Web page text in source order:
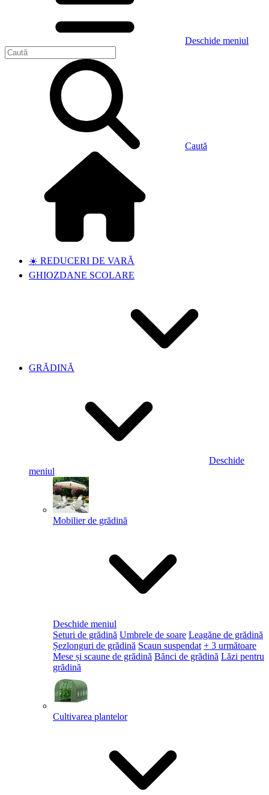
Deschide meniul
Caută
☀️ REDUCERI DE VARĂ
GHIOZDANE SCOLARE
GRĂDINĂ
Deschide
meniul
Mobilier de grădină
Deschide meniul
Seturi de grădină Umbrele de soare Leagăne de grădină
Șezlonguri de grădină Scaun suspendat + 3 următoare
Mese și scaune de grădină Bănci de grădină Lăzi pentru
grădină
Cultivarea plantelor